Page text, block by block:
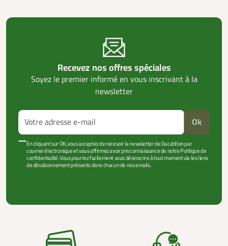
Recevez nos offres spéciales
Soyez le premier informé en vous inscrivant à la
newsletter
Ok
En cliquant sur OK, vous acceptez de recevoir la newsletter de Ducatillon par
courrier électronique et vous affirmez avoir pris connaissance de notre Politique de
confidentialité. Vous pourrez facilement vous désinscrire à tout moment via les liens
de désabonnement présents dans chacun de nos emails.